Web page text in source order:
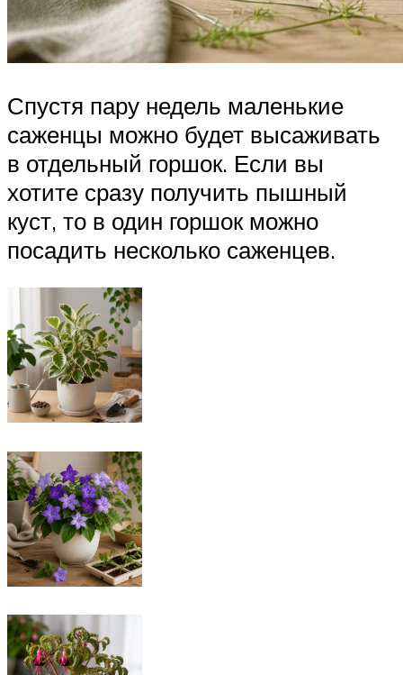
Спустя пару недель маленькие
саженцы можно будет высаживать
в отдельный горшок. Если вы
хотите сразу получить пышный
куст, то в один горшок можно
посадить несколько саженцев.